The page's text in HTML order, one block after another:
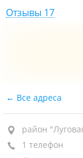
Отзывы 17
Все адреса
район
1 телефон